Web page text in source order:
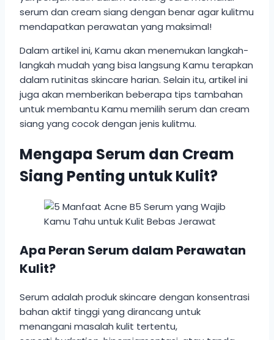
serum dan cream siang dengan benar agar kulitmu
mendapatkan perawatan yang maksimal!
Dalam artikel ini, Kamu akan menemukan langkah-
langkah mudah yang bisa langsung Kamu terapkan
dalam rutinitas skincare harian. Selain itu, artikel ini
juga akan memberikan beberapa tips tambahan
untuk membantu Kamu memilih serum dan cream
siang yang cocok dengan jenis kulitmu.
Mengapa Serum dan Cream
Siang Penting untuk Kulit?
Apa Peran Serum dalam Perawatan
Kulit?
Serum adalah produk skincare dengan konsentrasi
bahan aktif tinggi yang dirancang untuk
menangani masalah kulit tertentu,